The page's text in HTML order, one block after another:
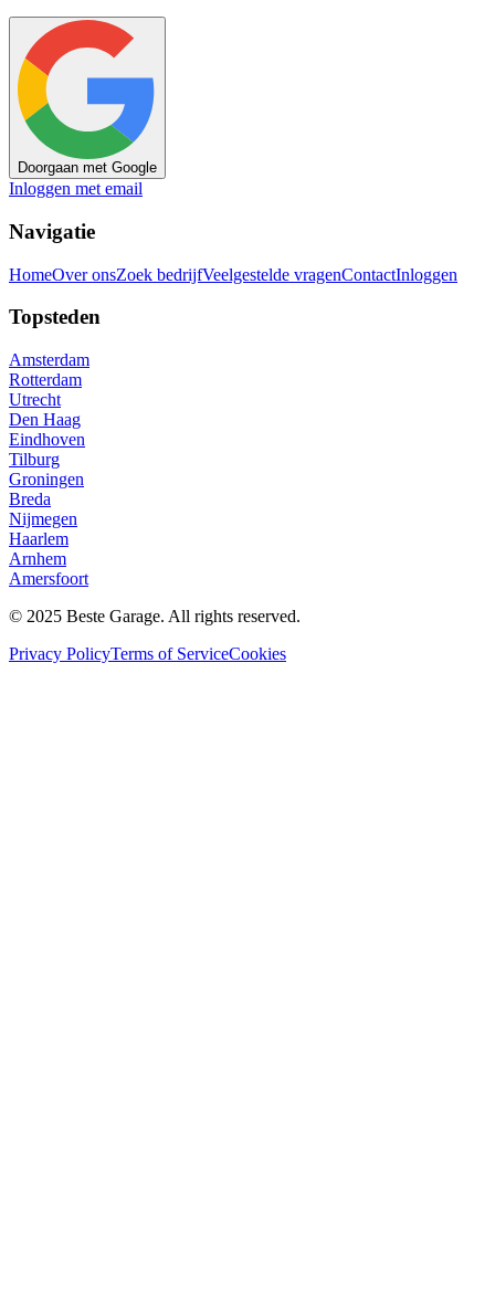
Doorgaan met Google
Inloggen met email
Navigatie
HomeOver onsZoek bedrijfVeelgestelde vragenContactInloggen
Topsteden
Amsterdam
Rotterdam
Utrecht
Den Haag
Eindhoven
Tilburg
Groningen
Breda
Nijmegen
Haarlem
Arnhem
Amersfoort
© 2025 Beste Garage. All rights reserved.
Privacy PolicyTerms of ServiceCookies